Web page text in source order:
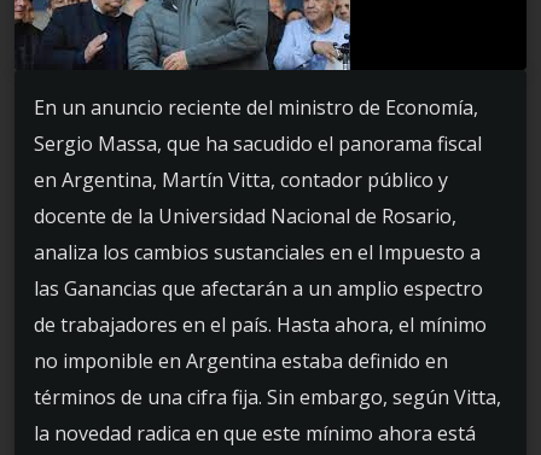
En un anuncio reciente del ministro de Economía,
Sergio Massa, que ha sacudido el panorama fiscal
en Argentina, Martín Vitta, contador público y
docente de la Universidad Nacional de Rosario,
analiza los cambios sustanciales en el Impuesto a
las Ganancias que afectarán a un amplio espectro
de trabajadores en el país. Hasta ahora, el mínimo
no imponible en Argentina estaba definido en
términos de una cifra fija. Sin embargo, según Vitta,
la novedad radica en que este mínimo ahora está